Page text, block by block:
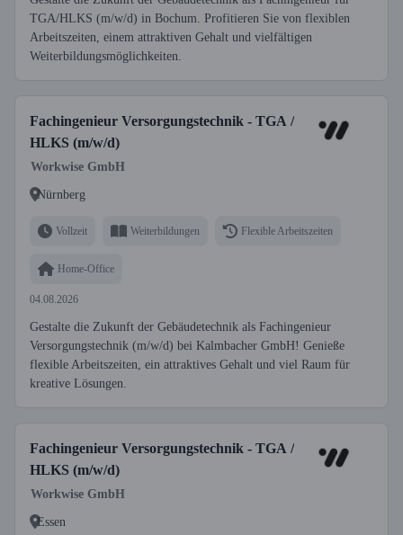
TGA/HLKS (m/w/d) in Bochum. Profitieren Sie von flexiblen
Arbeitszeiten, einem attraktiven Gehalt und vielfältigen
Weiterbildungsmöglichkeiten.
Fachingenieur Versorgungstechnik - TGA /
HLKS (m/w/d)
Workwise GmbH
Nürnberg
Vollzeit Weiterbildungen Flexible Arbeitszeiten
Home-Office
04.08.2026
Gestalte die Zukunft der Gebäudetechnik als Fachingenieur
Versorgungstechnik (m/w/d) bei Kalmbacher GmbH! Genieße
flexible Arbeitszeiten, ein attraktives Gehalt und viel Raum für
kreative Lösungen.
Fachingenieur Versorgungstechnik - TGA /
HLKS (m/w/d)
Workwise GmbH
Essen